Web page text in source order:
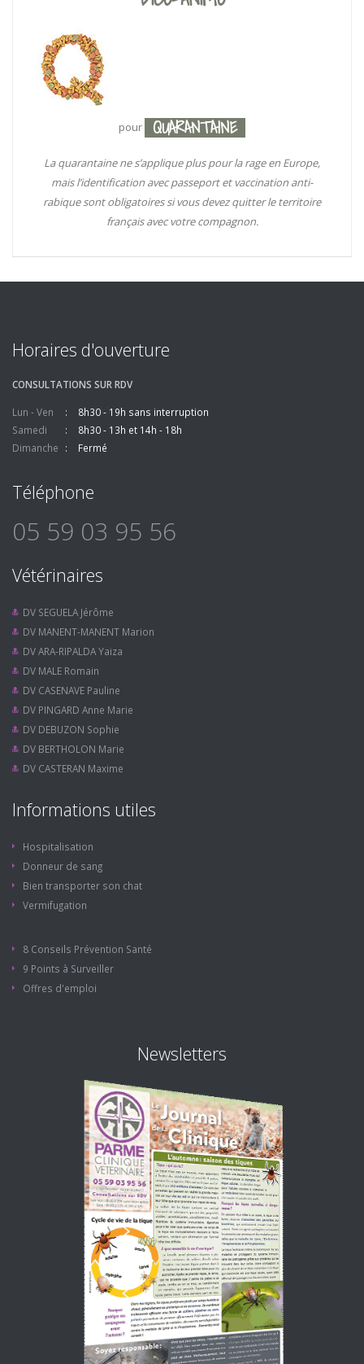
pour QUARANTAINE
La quarantaine ne s’applique plus pour la rage en Europe,
mais l’identification avec passeport et vaccination anti-
rabique sont obligatoires si vous devez quitter le territoire
français avec votre compagnon.
Horaires d'ouverture
CONSULTATIONS SUR RDV
Lun - Ven
8h30 - 19h sans interruption
Samedi
8h30 - 13h et 14h - 18h
Dimanche
Fermé
Téléphone
05 59 03 95 56
Vétérinaires
DV SEGUELA Jérôme
DV MANENT-MANENT Marion
DV ARA-RIPALDA Yaiza
DV MALE Romain
DV CASENAVE Pauline
DV PINGARD Anne Marie
DV DEBUZON Sophie
DV BERTHOLON Marie
DV CASTERAN Maxime
Informations utiles
Hospitalisation
Donneur de sang
Bien transporter son chat
Vermifugation
8 Conseils Prévention Santé
9 Points à Surveiller
Offres d'emploi
Newsletters